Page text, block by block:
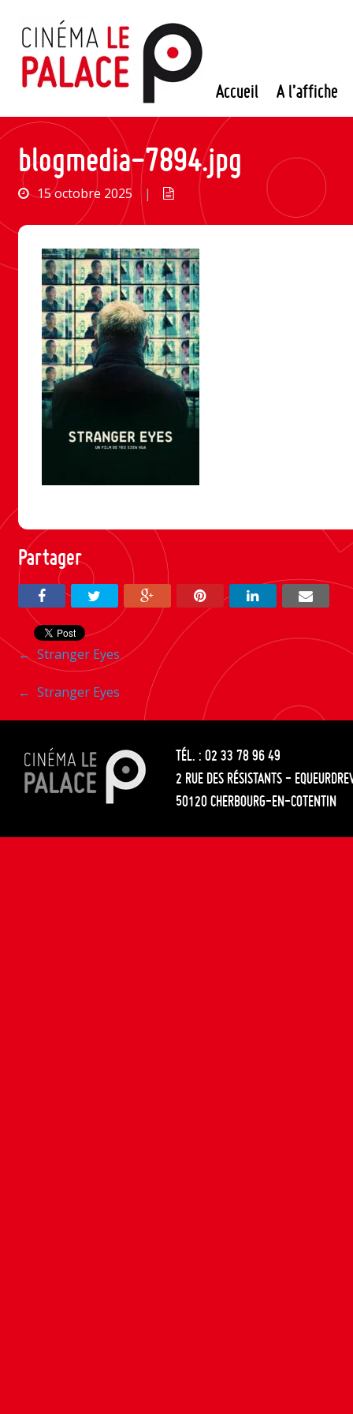
contenu
Accueil A l’affiche
blogmedia-7894.jpg
15 octobre 2025 |
Partager
Navigation
entre
les
articles
← Stranger Eyes
Navigation
entre
les
articles
← Stranger Eyes
TÉL. : 02 33 78 96 49
2 RUE DES RÉSISTANTS -
50120 CHERBOURG-EN-COTENTIN